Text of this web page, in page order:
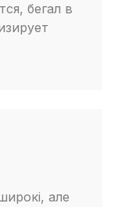
бегал в
але